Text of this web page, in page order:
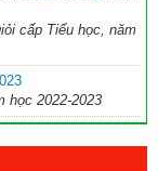
cấp Tiểu học, năm
học 2022-2023